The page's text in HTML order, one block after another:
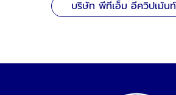
บริษัท พีทีเอ็ม อีควิปเม้น